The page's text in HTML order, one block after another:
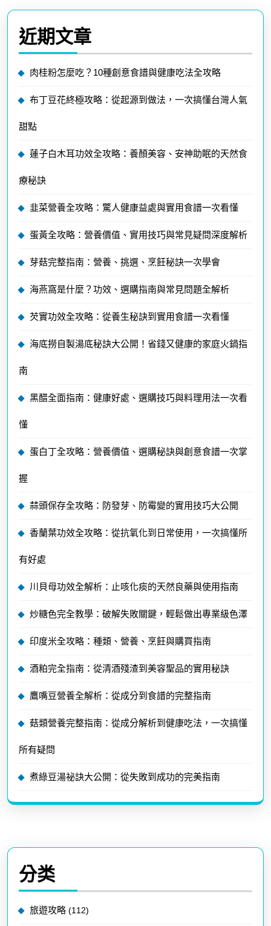
近期文章
肉桂粉怎麼吃？10種創意食譜與健康吃法全攻略
布丁豆花終極攻略：從起源到做法，一次搞懂台灣人氣
甜點
蓮子白木耳功效全攻略：養顏美容、安神助眠的天然食
療秘訣
韭菜營養全攻略：驚人健康益處與實用食譜一次看懂
蛋黃全攻略：營養價值、實用技巧與常見疑問深度解析
芽菇完整指南：營養、挑選、烹飪秘訣一次學會
海燕窩是什麼？功效、選購指南與常見問題全解析
芡實功效全攻略：從養生秘訣到實用食譜一次看懂
海底撈自製湯底秘訣大公開！省錢又健康的家庭火鍋指
南
黑醋全面指南：健康好處、選購技巧與料理用法一次看
懂
蛋白丁全攻略：營養價值、選購秘訣與創意食譜一次掌
握
蒜頭保存全攻略：防發芽、防霉變的實用技巧大公開
香蘭葉功效全攻略：從抗氧化到日常使用，一次搞懂所
有好處
川貝母功效全解析：止咳化痰的天然良藥與使用指南
炒糖色完全教學：破解失敗關鍵，輕鬆做出專業級色澤
印度米全攻略：種類、營養、烹飪與購買指南
酒粕完全指南：從清酒殘渣到美容聖品的實用秘訣
鷹嘴豆營養全解析：從成分到食譜的完整指南
菇類營養完整指南：從成分解析到健康吃法，一次搞懂
所有疑問
煮綠豆湯祕訣大公開：從失敗到成功的完美指南
分类
旅遊攻略 (112)